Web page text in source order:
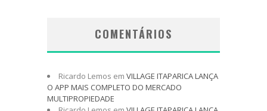
COMENTÁRIOS
Ricardo Lemos em VILLAGE ITAPARICA LANÇA
O APP MAIS COMPLETO DO MERCADO
MULTIPROPIEDADE